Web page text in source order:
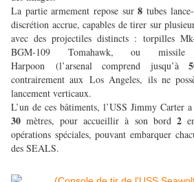
La partie armement repose sur8tubes
discrétion accrue, capables de tirer sur
avec des projectiles distincts : torpilles
BGM-109 Tomahawk, ou missile
Harpoon (l’arsenal comprend jusqu’à
contrairement aux Los Angeles, ils ne
lancement verticaux.
L’un de ces bâtiments, l’USS Jimmy Carter
30 mètres, pour accueillir à son bord 2
opérations spéciales, pouvant embarquer
des SEALS.